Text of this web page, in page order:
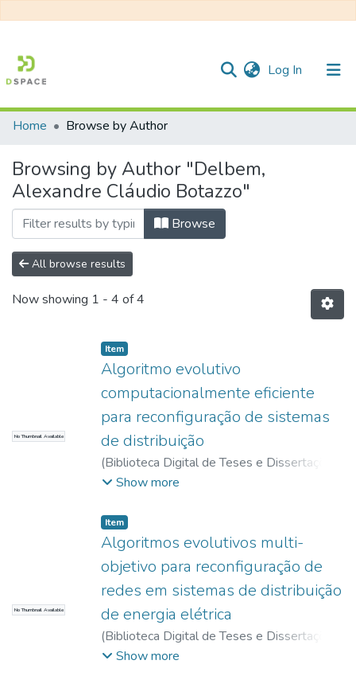
Log In (current)
Communities & Collections
All of DSpace
Home Browse by Author
Browsing by Author "Delbem,
Alexandre Cláudio Botazzo"
Browse
All browse results
Now showing 1 - 4 of 4
No Thumbnail Available
Item
Algoritmo evolutivo
computacionalmente eficiente
para reconfiguração de sistemas
de distribuição
(Biblioteca Digital de Teses e Dissertações
da USP,2017-11-15
Show more
No Thumbnail Available
Item
Algoritmos evolutivos multi-
objetivo para reconfiguração de
redes em sistemas de distribuição
de energia elétrica
(Biblioteca Digital de Teses e Dissertações
da USP,2017-11-15
Show more